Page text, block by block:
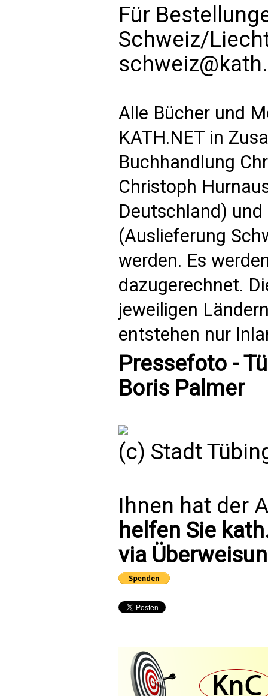
Für
Schweiz/
Alle Bücher und
KATH.NET in
Buchhandlung
Christoph
Deutschland)
(Auslieferung
werden. Es
dazugerechnet.
jeweiligen
entstehen nur
Pressefoto -
Boris Palmer
(c) Stadt
Ihnen hat der
helfen Sie
via